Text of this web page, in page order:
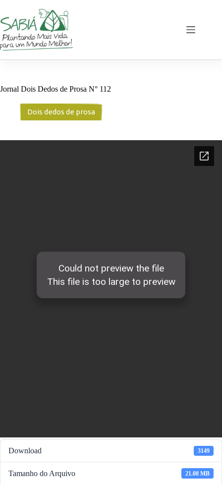
o
conteúdo
Jornal Dois Dedos de Prosa N° 112
Dois dedos de prosa
Download 3149
Tamanho do Arquivo 21.08 MB